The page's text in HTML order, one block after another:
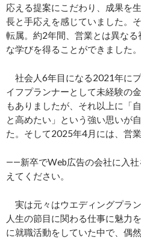
応える提案にこだわり、成果を
長と手応えを感じていました。
転属。約2年間、営業とは異な
な学びを得ることができました。
社会人6年目になる2021年に
イフプランナーとして未経験の
もありましたが、それ以上に「
と高めたい」という強い思いが
た。そして2025年4月には、営
――新卒でWeb広告の会社に入
えてください。
実は元々はウエディングプラ
人生の節目に関わる仕事に魅力
に就職活動をしていた中で、偶